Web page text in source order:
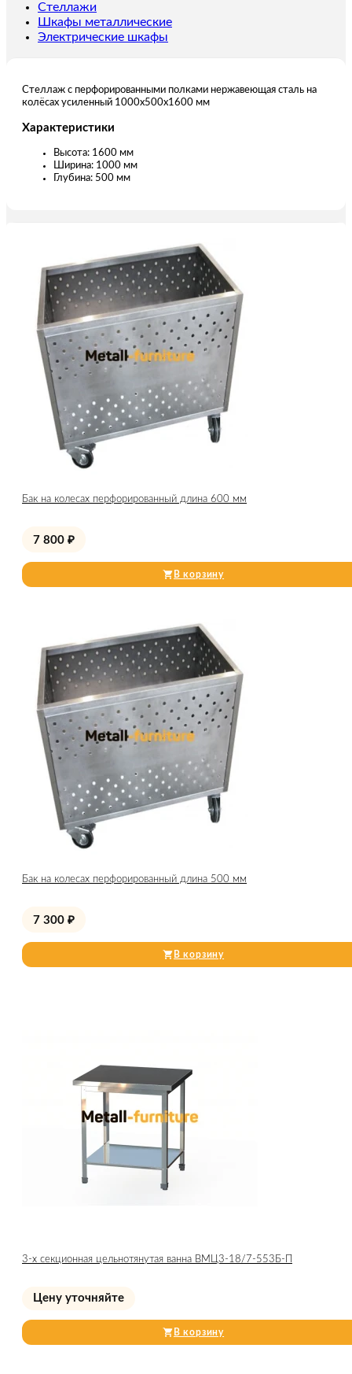
ммСтеллажи
Шкафы металлические
Электрические шкафы
Стеллаж с перфорированными полками нержавеющая сталь на
колёсах усиленный 1000х500х1600 мм
Характеристики
Высота: 1600 мм
Ширина: 1000 мм
Глубина: 500 мм
Бак на колесах перфорированный длина 600 мм
7 800 ₽
В корзину
Бак на колесах перфорированный длина 500 мм
7 300 ₽
В корзину
3-х секционная цельнотянутая ванна ВМЦ3-18/7-553Б-П
Цену уточняйте
В корзину